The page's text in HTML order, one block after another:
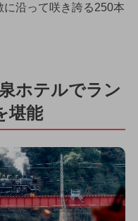
沿って咲き誇る250本
ホテルでラン
堪能